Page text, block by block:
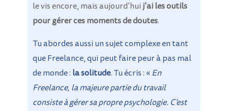
le vis encore, mais aujourd’hui j’ai les outils
pour gérer ces moments de doutes.
Tu abordes aussi un sujet complexe en tant
que Freelance, qui peut faire peur à pas mal
de monde : la solitude. Tu écris : «En
Freelance, la majeure partie du travail
consiste à gérer sa propre psychologie. C’est